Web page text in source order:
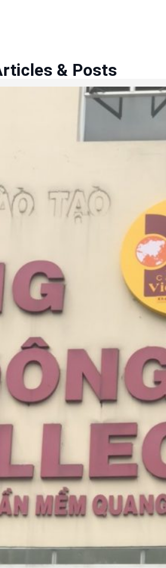
& Posts